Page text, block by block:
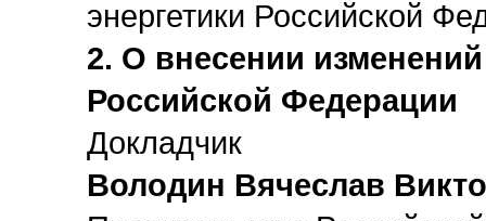
энергетики Российской
2. О внесении
Российской Федерации
Докладчик
Володин Вячеслав